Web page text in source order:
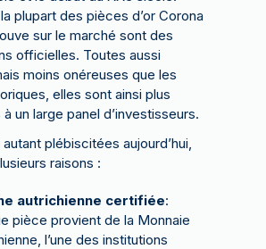
la plupart des pièces d’or Corona
sur le marché sont des
officielles. Toutes aussi
moins onéreuses que les
elles sont ainsi plus
un large panel d’investisseurs.
plébiscitées aujourd’hui,
raisons :
autrichienne certifiée:
pièce provient de la Monnaie
l’une des institutions